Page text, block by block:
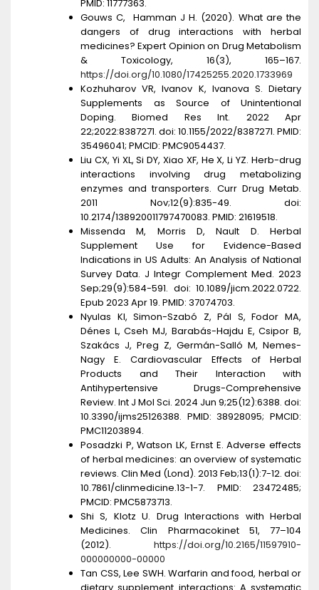
PMID: 11777363.
Gouws C, Hamman J H. (2020). What are the
dangers of drug interactions with herbal
medicines? Expert Opinion on Drug Metabolism
& Toxicology, 16(3), 165–167.
https://doi.org/10.1080/17425255.2020.1733969
Kozhuharov VR, Ivanov K, Ivanova S. Dietary
Supplements as Source of Unintentional
Doping. Biomed Res Int. 2022 Apr
22;2022:8387271. doi: 10.1155/2022/8387271. PMID:
35496041; PMCID: PMC9054437.
Liu CX, Yi XL, Si DY, Xiao XF, He X, Li YZ. Herb-drug
interactions involving drug metabolizing
enzymes and transporters. Curr Drug Metab.
2011 Nov;12(9):835-49. doi:
10.2174/138920011797470083. PMID: 21619518.
Missenda M, Morris D, Nault D. Herbal
Supplement Use for Evidence-Based
Indications in US Adults: An Analysis of National
Survey Data. J Integr Complement Med. 2023
Sep;29(9):584-591. doi: 10.1089/jicm.2022.0722.
Epub 2023 Apr 19. PMID: 37074703.
Nyulas KI, Simon-Szabó Z, Pál S, Fodor MA,
Dénes L, Cseh MJ, Barabás-Hajdu E, Csipor B,
Szakács J, Preg Z, Germán-Salló M, Nemes-
Nagy E. Cardiovascular Effects of Herbal
Products and Their Interaction with
Antihypertensive Drugs-Comprehensive
Review. Int J Mol Sci. 2024 Jun 9;25(12):6388. doi:
10.3390/ijms25126388. PMID: 38928095; PMCID:
PMC11203894.
Posadzki P, Watson LK, Ernst E. Adverse effects
of herbal medicines: an overview of systematic
reviews. Clin Med (Lond). 2013 Feb;13(1):7-12. doi:
10.7861/clinmedicine.13-1-7. PMID: 23472485;
PMCID: PMC5873713.
Shi S, Klotz U. Drug Interactions with Herbal
Medicines. Clin Pharmacokinet 51, 77–104
(2012). https://doi.org/10.2165/11597910-
000000000-00000
Tan CSS, Lee SWH. Warfarin and food, herbal or